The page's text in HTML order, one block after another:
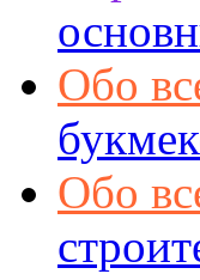
Обо
Обо